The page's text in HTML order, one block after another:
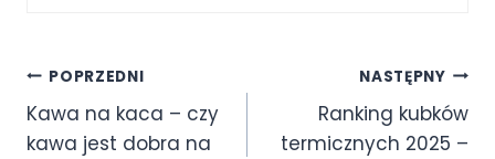
POPRZEDNI
Kawa na kaca – czy
kawa jest dobra na
NASTĘPNY
Ranking kubków
termicznych 2025 –